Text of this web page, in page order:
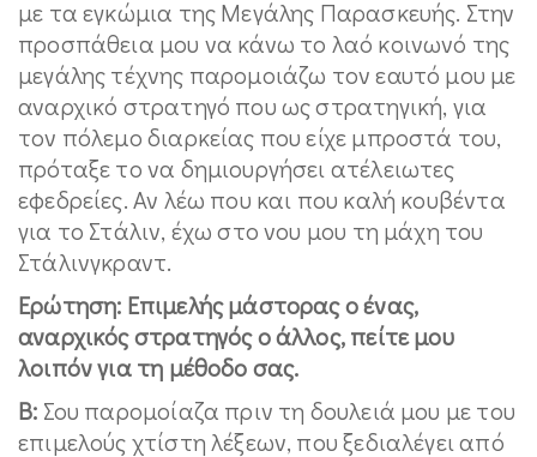
με τα εγκώμια της Μεγάλης Παρασκευής. Στην
προσπάθεια μου να κάνω το λαό κοινωνό της
μεγάλης τέχνης παρομοιάζω τον εαυτό μου με
αναρχικό στρατηγό που ως στρατηγική, για
τον πόλεμο διαρκείας που είχε μπροστά του,
πρόταξε το να δημιουργήσει ατέλειωτες
εφεδρείες. Αν λέω που και που καλή κουβέντα
για το Στάλιν, έχω στο νου μου τη μάχη του
Στάλινγκραντ.
Ερώτηση: Επιμελής μάστορας ο ένας,
αναρχικός στρατηγός ο άλλος, πείτε μου
λοιπόν για τη μέθοδο σας.
Β: Σου παρομοίαζα πριν τη δουλειά μου με του
επιμελούς χτίστη λέξεων, που ξεδιαλέγει από